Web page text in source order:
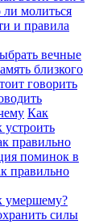
молиться
и правила
вечные
близкого
говорить
Как
устроить
правильно
поминок в
правильно
умершему?
силы